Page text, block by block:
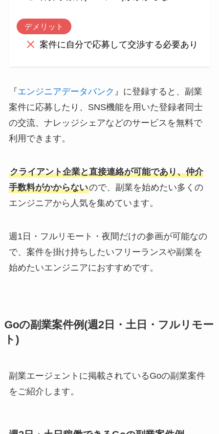
デメリット
案件に自分で応募して交渉する必要あり
『エンジニアデータバンク 』に登録すると、副業
案件に応募したり、SNS機能を用いた登録者同士
の交流、ナレッジシェアなどのサービスを無料で
利用できます。
クライアント企業と直接連絡が可能であり、仲介
手数料がかからないので、副業を始めたい多くの
エンジニアから人気を集めています。
週1日・フルリモート・夜間だけの参画が可能なの
で、案件を掛け持ちしたいフリーランスや副業を
始めたいエンジニアにおすすめです。
Goの副業案件例(週2日・土日・フルリモー
ト)
副業エージェントに掲載されているGoの副業案件
をご紹介します。